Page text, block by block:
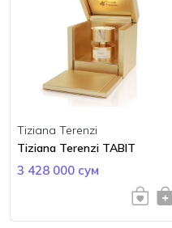
Tiziana Terenzi
Tiziana Terenzi TABIT
3 428 000 сум